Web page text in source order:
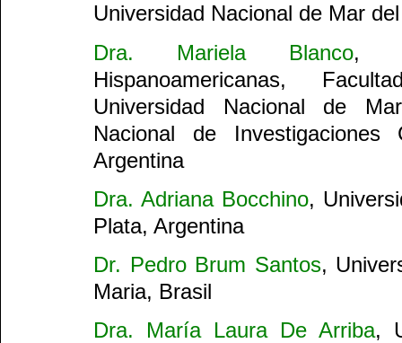
Universidad Nacional de Mar
Dra. Mariela Blanco,
Hispanoamericanas,
Universidad Nacional de
Nacional de Investigaciones
Argentina
Dra. Adriana Bocchino,
Plata, Argentina
Dr. Pedro Brum Santos,
Maria, Brasil
Dra. María Laura De Arriba,